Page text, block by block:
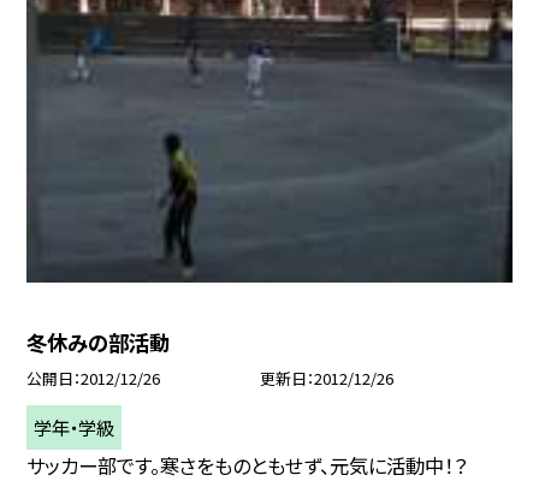
冬休みの部活動
公開日 2012/12/26 更新日 2012/12/26
学年・学級
サッカー部です。寒さをものともせず、元気に活動中！？